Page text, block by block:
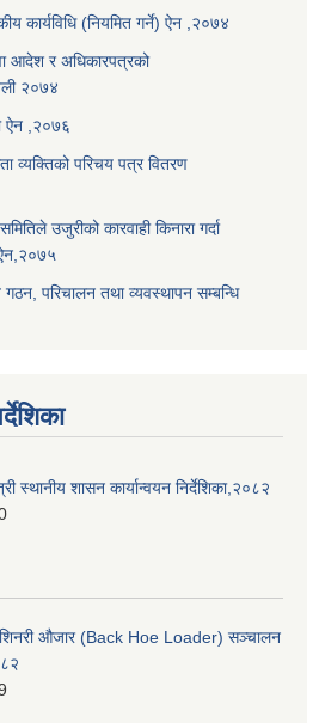
कार्यविधि (नियमित गर्ने) ऐन ,२०७४
वा आदेश र अधिकारपत्रको
२०७४
ऐन ,२०७६
व्यक्तिको परिचय पत्र वितरण
उजुरीको कारवाही किनारा गर्दा
ऐन,२०७५
गठन, परिचालन तथा व्यवस्थापन सम्बन्धि
स्थानीय शासन कार्यान्वयन निर्देशिका,२०८२
मेशिनरी औजार (Back Hoe Loader) सञ्चालन